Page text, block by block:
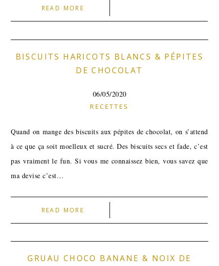
READ MORE
BISCUITS HARICOTS BLANCS & PÉPITES
DE CHOCOLAT
06/05/2020
RECETTES
Quand on mange des biscuits aux pépites de chocolat, on s’attend
à ce que ça soit moelleux et sucré. Des biscuits secs et fade, c’est
pas vraiment le fun. Si vous me connaissez bien, vous savez que
ma devise c’est…
READ MORE
GRUAU CHOCO BANANE & NOIX DE